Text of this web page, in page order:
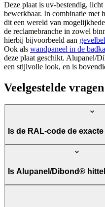
Deze plaat is uv-bestendig,
bewerkbaar. In combinatie met
dit een wereld van
de reclamebranche in zowel
hierbij bijvoorbeeld aan
Ook als wandpaneel in de
deze plaat geschikt. Alupanel/
een stijlvolle look, en is
Veelgestelde vragen
Is de RAL-code de
Is Alupanel/Dibond®